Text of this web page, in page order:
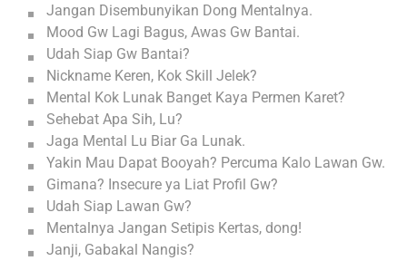
Jangan Disembunyikan Dong Mentalnya.
Mood Gw Lagi Bagus, Awas Gw Bantai.
Udah Siap Gw Bantai?
Nickname Keren, Kok Skill Jelek?
Mental Kok Lunak Banget Kaya Permen Karet?
Sehebat Apa Sih, Lu?
Jaga Mental Lu Biar Ga Lunak.
Yakin Mau Dapat Booyah? Percuma Kalo Lawan Gw.
Gimana? Insecure ya Liat Profil Gw?
Udah Siap Lawan Gw?
Mentalnya Jangan Setipis Kertas, dong!
Janji, Gabakal Nangis?